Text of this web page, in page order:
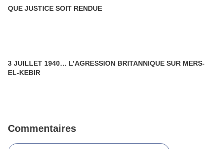
QUE JUSTICE SOIT RENDUE
3 JUILLET 1940… L’AGRESSION BRITANNIQUE SUR MERS-
EL-KEBIR
Commentaires